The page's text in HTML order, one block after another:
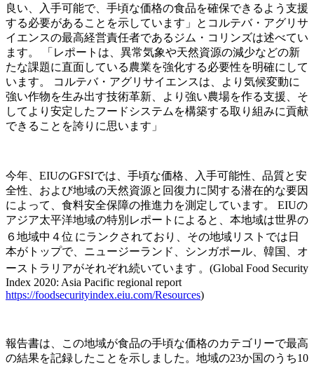
良い、入手可能で、手頃な価格の食品を確保できるよう支援
する必要があることを示しています」とコルテバ・アグリサ
イエンスの最高経営責任者であるジム・コリンズは述べてい
ます。 「レポートは、異常気象や天然資源の減少などの新
たな課題に直面している農業を強化する必要性を明確にして
います。 コルテバ・アグリサイエンスは、より気候変動に
強い作物を生み出す技術革新、より強い農場を作る支援、そ
してより安定したフードシステムを構築する取り組みに貢献
できることを誇りに思います」
今年、EIUのGFSIでは、手頃な価格、入手可能性、品質と安
全性、および地域の天然資源と回復力に関する潜在的な要因
によって、食料安全保障の推進力を測定しています。 EIUの
アジア太平洋地域の特別レポートによると、本地域は世界の
６地域中４位 にランクされており、その地域リストでは日
本がトップで、ニュージーランド、シンガポール、韓国、オ
ーストラリアがそれぞれ続いています 。(Global Food Security
Index 2020: Asia Pacific regional report
https://foodsecurityindex.eiu.com/Resources)
報告書は、この地域が食品の手頃な価格のカテゴリーで最高
の結果を記録したことを示しました。地域の23か国のうち10